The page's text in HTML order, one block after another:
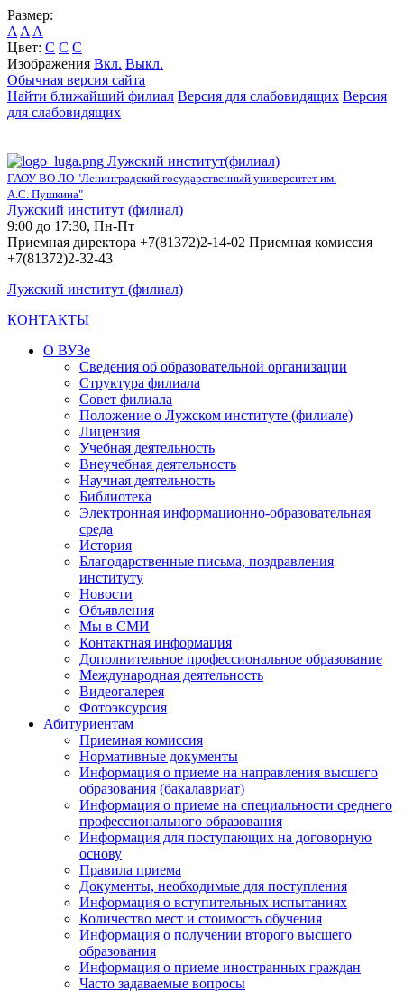
Размер:
A A A
Цвет: C C C
Изображения Вкл. Выкл.
Обычная версия сайта
Найти ближайший филиал Версия для слабовидящих Версия
для слабовидящих
Лужский институт(филиал)
ГАОУ ВО ЛО "Ленинградский государственный университет им.
А.С. Пушкина"
Лужский институт (филиал)
9:00 до 17:30, Пн-Пт
Приемная директора +7(81372)2-14-02 Приемная комиссия
+7(81372)2-32-43
Лужский институт (филиал)
КОНТАКТЫ
О ВУЗе
Сведения об образовательной организации
Структура филиала
Совет филиала
Положение о Лужском институте (филиале)
Лицензия
Учебная деятельность
Внеучебная деятельность
Научная деятельность
Библиотека
Электронная информационно-образовательная
среда
История
Благодарственные письма, поздравления
институту
Новости
Объявления
Мы в СМИ
Контактная информация
Дополнительное профессиональное образование
Международная деятельность
Видеогалерея
Фотоэксурсия
Абитуриентам
Приемная комиссия
Нормативные документы
Информация о приеме на направления высшего
образования (бакалавриат)
Информация о приеме на специальности среднего
профессионального образования
Информация для поступающих на договорную
основу
Правила приема
Документы, необходимые для поступления
Информация о вступительных испытаниях
Количество мест и стоимость обучения
Информация о получении второго высшего
образования
Информация о приеме иностранных граждан
Часто задаваемые вопросы